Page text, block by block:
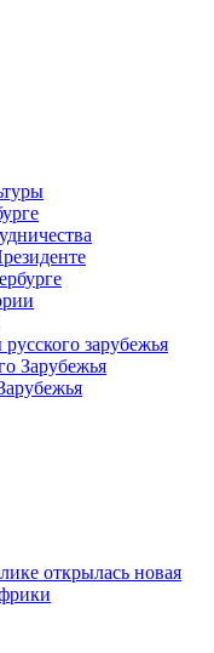
зарубежья
Зарубежья
открылась новая